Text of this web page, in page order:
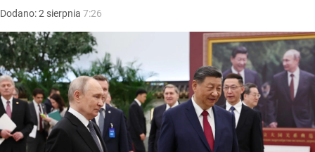
Dodano:2 sierpnia 7:26